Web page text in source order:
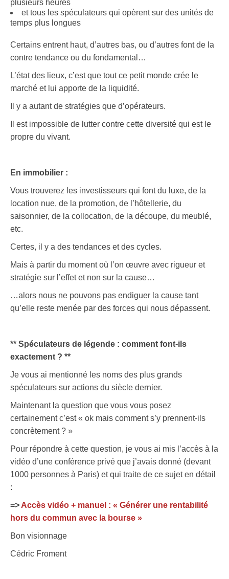
plusieurs heures
et tous les spéculateurs qui opèrent sur des unités de
temps plus longues
Certains entrent haut, d’autres bas, ou d’autres font de la
contre tendance ou du fondamental…
L’état des lieux, c’est que tout ce petit monde crée le
marché et lui apporte de la liquidité.
Il y a autant de stratégies que d’opérateurs.
Il est impossible de lutter contre cette diversité qui est le
propre du vivant.
En immobilier :
Vous trouverez les investisseurs qui font du luxe, de la
location nue, de la promotion, de l’hôtellerie, du
saisonnier, de la collocation, de la découpe, du meublé,
etc.
Certes, il y a des tendances et des cycles.
Mais à partir du moment où l’on œuvre avec rigueur et
stratégie sur l’effet et non sur la cause…
…alors nous ne pouvons pas endiguer la cause tant
qu’elle reste menée par des forces qui nous dépassent.
** Spéculateurs de légende : comment font-ils
exactement ? **
Je vous ai mentionné les noms des plus grands
spéculateurs sur actions du siècle dernier.
Maintenant la question que vous vous posez
certainement c’est « ok mais comment s’y prennent-ils
concrètement ? »
Pour répondre à cette question, je vous ai mis l’accès à la
vidéo d’une conférence privé que j’avais donné (devant
1000 personnes à Paris) et qui traite de ce sujet en détail
:
=> Accès vidéo + manuel : « Générer une rentabilité
hors du commun avec la bourse »
Bon visionnage
Cédric Froment